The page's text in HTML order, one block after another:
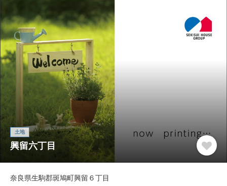
土地
興留六丁目
奈良県生駒郡斑鳩町興留６丁目